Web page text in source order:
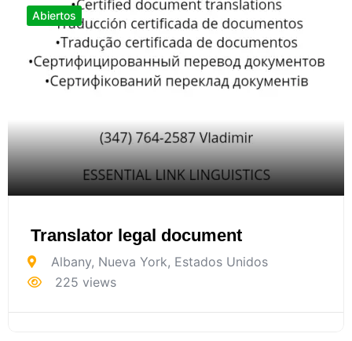
Abiertos
Translator legal document
Albany, Nueva York, Estados Unidos
225 views